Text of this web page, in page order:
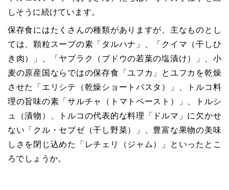
しそうに続けています。
保存食にはたくさんの種類がありますが、主なものとし
ては、顆粒スープの素「タルハナ」、「クイマ（干しひ
き肉）」、「ヤプラク（ブドウの若葉の塩漬け）」、小
麦の原産国ならではの保存食「ユフカ」とユフカを乾燥
させた「エリシテ（乾燥ショートパスタ）」、トルコ料
理の旨味の素「サルチャ（トマトペースト）」、トルシ
ュ（漬物）、トルコの代表的な料理「ドルマ」に欠かせ
ない「クル・セブゼ（干し野菜）」、豊富な果物の美味
しさを閉じ込めた「レチェリ（ジャム）」といったとこ
ろでしょうか。